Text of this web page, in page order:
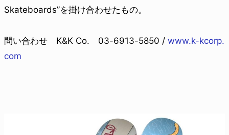
Skateboards”を掛け合わせたもの。
問い合わせ K&K Co. 03-6913-5850 / www.k-kcorp.
com